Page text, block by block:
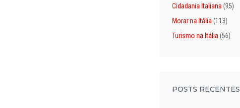
Cidadania Italiana (95)
Morar na Itália (113)
Turismo na Itália (56)
POSTS RECENTES